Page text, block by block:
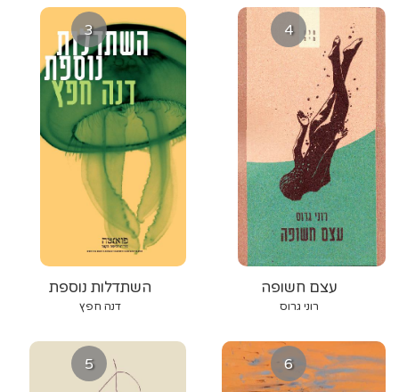
3
השתדלות נוספת
דנה חפץ
4
עצם חשופה
רוני גרוס
5 6